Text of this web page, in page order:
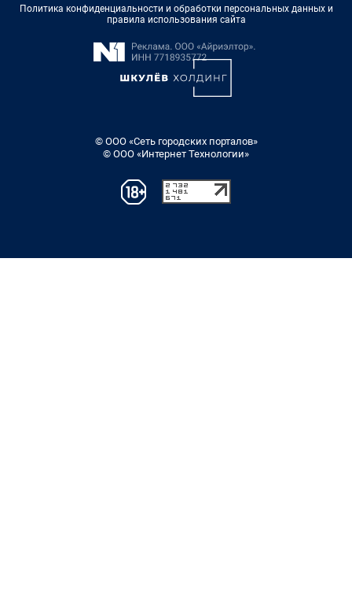
Политика конфиденциальности и обработки персональных данных и
правила использования сайта
© ООО «Сеть городских порталов»
© ООО «Интернет Технологии»